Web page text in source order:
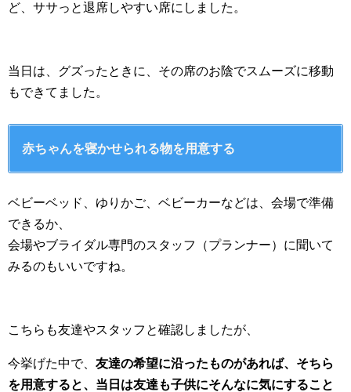
ど、ササっと退席しやすい席にしました。
当日は、グズったときに、その席のお陰でスムーズに移動
もできてました。
赤ちゃんを寝かせられる物を用意する
ベビーベッド、ゆりかご、ベビーカーなどは、会場で準備
できるか、
会場やブライダル専門のスタッフ（プランナー）に聞いて
みるのもいいですね。
こちらも友達やスタッフと確認しましたが、
今挙げた中で、 友達の希望に沿ったものがあれば、そちら
を用意すると、当日は友達も子供にそんなに気にすること